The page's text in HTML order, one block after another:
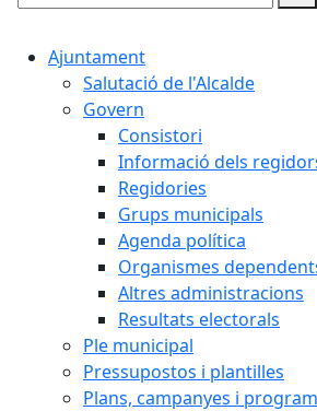
Cercar:
Ajuntament
Salutació de l'Alcalde
Govern
Consistori
Informació dels
Regidories
Grups municipals
Agenda política
Organismes
Altres administracions
Resultats electorals
Ple municipal
Pressupostos i plantilles
Plans, campanyes i